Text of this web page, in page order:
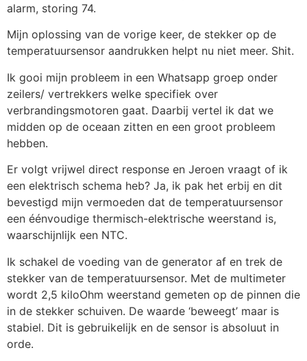
alarm, storing 74.
Mijn oplossing van de vorige keer, de stekker op de
temperatuursensor aandrukken helpt nu niet meer. Shit.
Ik gooi mijn probleem in een Whatsapp groep onder
zeilers/ vertrekkers welke specifiek over
verbrandingsmotoren gaat. Daarbij vertel ik dat we
midden op de oceaan zitten en een groot probleem
hebben.
Er volgt vrijwel direct response en Jeroen vraagt of ik
een elektrisch schema heb? Ja, ik pak het erbij en dit
bevestigd mijn vermoeden dat de temperatuursensor
een éénvoudige thermisch-elektrische weerstand is,
waarschijnlijk een NTC.
Ik schakel de voeding van de generator af en trek de
stekker van de temperatuursensor. Met de multimeter
wordt 2,5 kiloOhm weerstand gemeten op de pinnen die
in de stekker schuiven. De waarde ‘beweegt’ maar is
stabiel. Dit is gebruikelijk en de sensor is absoluut in
orde.